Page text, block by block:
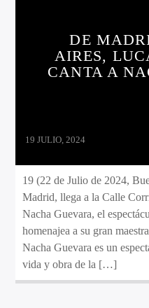
DE
AIRES,
CANTA A
19 JULIO, 2024
19 (22 de Julio de 2024,
Madrid, llega a la Calle
Nacha Guevara, el
homenajea a su gran
Nacha Guevara es un
vida y obra de la […]